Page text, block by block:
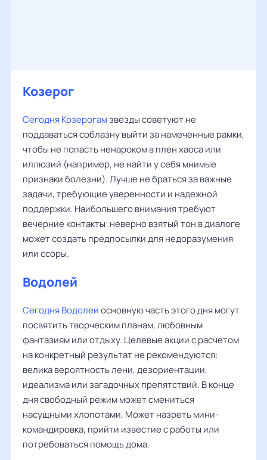
Козерог
Сегодня Козерогамзвезды советуют не
поддаваться соблазну выйти за намеченные рамки,
чтобы не попасть ненароком в плен хаоса или
иллюзий (например, не найти у себя мнимые
признаки болезни). Лучше не браться за важные
задачи, требующие уверенности и надежной
поддержки. Наибольшего внимания требуют
вечерние контакты: неверно взятый тон в диалоге
может создать предпосылки для недоразумения
или ссоры.
Водолей
Сегодня Водолеиосновную часть этого дня могут
посвятить творческим планам, любовным
фантазиям или отдыху. Целевые акции с расчетом
на конкретный результат не рекомендуются:
велика вероятность лени, дезориентации,
идеализма или загадочных препятствий. В конце
дня свободный режим может смениться
насущными хлопотами. Может назреть мини-
командировка, прийти известие с работы или
потребоваться помощь дома.